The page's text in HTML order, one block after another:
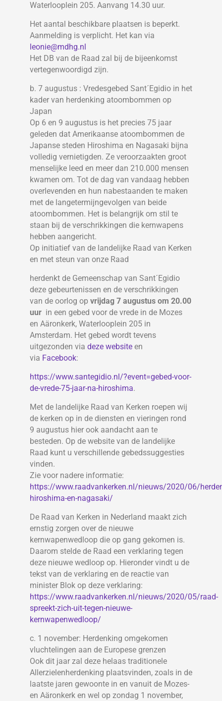
Waterlooplein 205. Aanvang 14.30 uur.
Het aantal beschikbare plaatsen is beperkt.
Aanmelding is verplicht. Het kan via
leonie@mdhg.nl
Het DB van de Raad zal bij de bijeenkomst
vertegenwoordigd zijn.
b. 7 augustus : Vredesgebed Sant´Egidio in het
kader van herdenking atoombommen op
Japan
Op 6 en 9 augustus is het precies 75 jaar
geleden dat Amerikaanse atoombommen de
Japanse steden Hiroshima en Nagasaki bijna
volledig vernietigden. Ze veroorzaakten groot
menselijke leed en meer dan 210.000 mensen
kwamen om. Tot de dag van vandaag hebben
overlevenden en hun nabestaanden te maken
met de langetermijngevolgen van beide
atoombommen. Het is belangrijk om stil te
staan bij de verschrikkingen die kernwapens
hebben aangericht.
Op initiatief van de landelijke Raad van Kerken
en met steun van onze Raad
herdenkt de Gemeenschap van Sant´Egidio
deze gebeurtenissen en de verschrikkingen
van de oorlog op vrijdag 7 augustus om 20.00
uur in een gebed voor de vrede in de Mozes
en Aäronkerk, Waterlooplein 205 in
Amsterdam. Het gebed wordt tevens
uitgezonden via deze website en
via Facebook:
https://www.santegidio.nl/?event=gebed-voor-
de-vrede-75-jaar-na-hiroshima.
Met de landelijke Raad van Kerken roepen wij
de kerken op in de diensten en vieringen rond
9 augustus hier ook aandacht aan te
besteden. Op de website van de landelijke
Raad kunt u verschillende gebedssuggesties
vinden.
Zie voor nadere informatie:
https://www.raadvankerken.nl/nieuws/2020/06/
hiroshima-en-nagasaki/
De Raad van Kerken in Nederland maakt zich
ernstig zorgen over de nieuwe
kernwapenwedloop die op gang gekomen is.
Daarom stelde de Raad een verklaring tegen
deze nieuwe wedloop op. Hieronder vindt u de
tekst van de verklaring en de reactie van
minister Blok op deze verklaring:
https://www.raadvankerken.nl/nieuws/2020/05/raad-
spreekt-zich-uit-tegen-nieuwe-
kernwapenwedloop/
c. 1 november: Herdenking omgekomen
vluchtelingen aan de Europese grenzen
Ook dit jaar zal deze helaas traditionele
Allerzielenherdenking plaatsvinden, zoals in de
laatste jaren gewoonte in en vanuit de Mozes-
en Aäronkerk en wel op zondag 1 november,